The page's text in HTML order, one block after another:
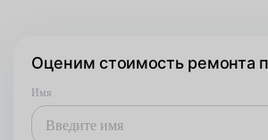
Оценим стоимость ремонта
Имя